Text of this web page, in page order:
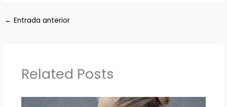
← Entrada anterior
Related Posts